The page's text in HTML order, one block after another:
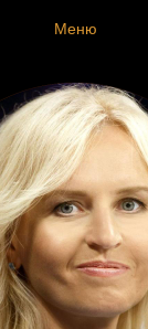
Меню